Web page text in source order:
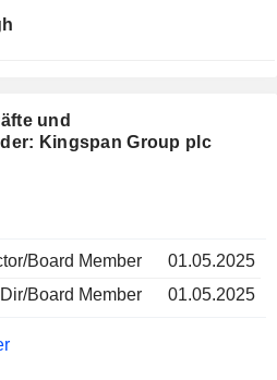
und
Kingspan Group plc
Board Member
01.05.2025
Board Member
01.05.2025